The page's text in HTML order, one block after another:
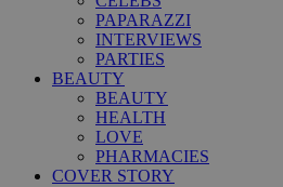
PAPARAZZI
INTERVIEWS
PARTIES
BEAUTY
BEAUTY
HEALTH
LOVE
PHARMACIES
COVER STORY